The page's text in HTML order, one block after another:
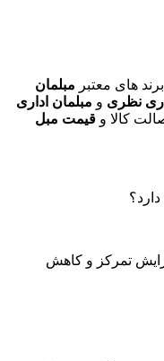
های معتبر مبلمان
نظری و مبلمان اداری
کالا و قیمت مبل
تمرکز و کاهش